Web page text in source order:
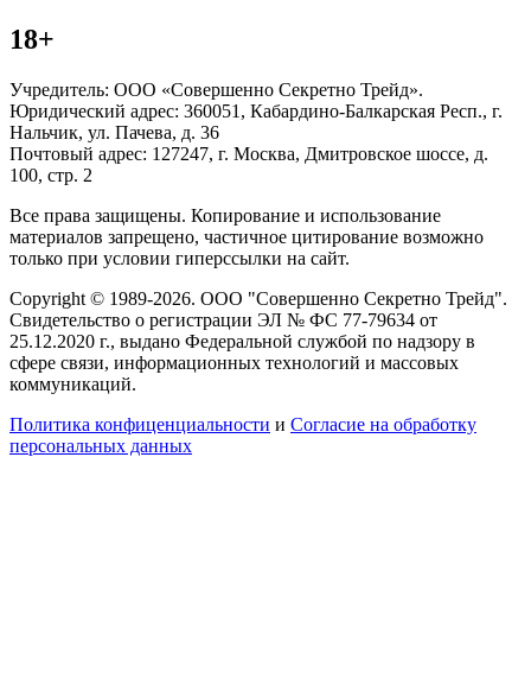
18+
Учредитель: ООО «Совершенно Секретно Трейд».
Юридический адрес: 360051, Кабардино-Балкарская Респ., г.
Нальчик, ул. Пачева, д. 36
Почтовый адрес: 127247, г. Москва, Дмитровское шоссе, д.
100, стр. 2
Все права защищены. Копирование и использование
материалов запрещено, частичное цитирование возможно
только при условии гиперссылки на сайт.
Copyright © 1989-2026. ООО "Совершенно Секретно Трейд".
Свидетельство о регистрации ЭЛ № ФС 77-79634 от
25.12.2020 г., выдано Федеральной службой по надзору в
сфере связи, информационных технологий и массовых
коммуникаций.
Политика конфиценциальности и Согласие на обработку
персональных данных